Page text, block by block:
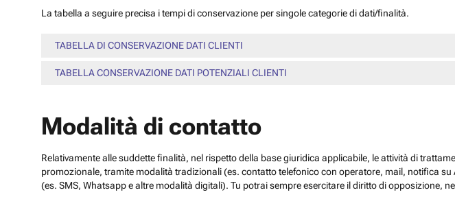
La tabella a seguire precisa i tempi di conservazione per singole categorie di dati/finalità.
TABELLA DI CONSERVAZIONE DATI CLIENTI
TABELLA CONSERVAZIONE DATI POTENZIALI CLIENTI
Modalità di contatto
Relativamente alle suddette finalità, nel rispetto della base giuridica applicabile, le attività di
promozionale, tramite modalità tradizionali (es. contatto telefonico con operatore, mail, notifica
(es. SMS, Whatsapp e altre modalità digitali). Tu potrai sempre esercitare il diritto di opposizione,